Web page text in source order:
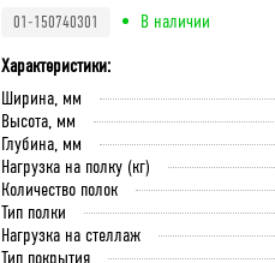
01-150740301
В наличии
Характеристики:
Ширина, мм
Высота, мм
Глубина, мм
Нагрузка на полку (кг)
Количество полок
Тип полки
Нагрузка на стеллаж
Тип покрытия